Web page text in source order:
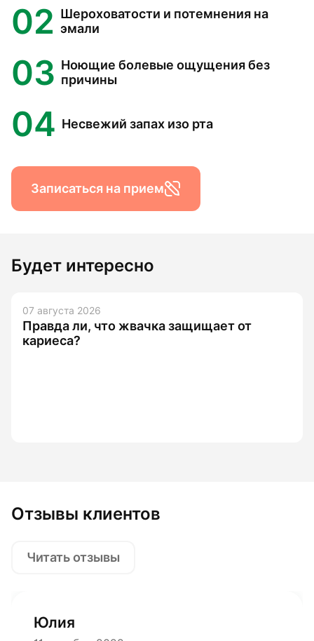
02 Шероховатости и потемнения на
эмали
03 Ноющие болевые ощущения без
причины
04 Несвежий запах изо рта
Записаться на прием
Будет интересно
07 августа 2026
Правда ли, что жвачка защищает от
кариеса?
Отзывы клиентов
Читать отзывы
Юлия